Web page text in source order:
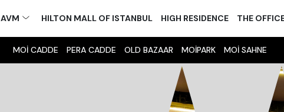
AVM HILTON MALL OF ISTANBUL HIGH RESIDENCE THE
MOİ CADDE PERA CADDE OLD BAZAAR MOİPARK MOİ SAHNE